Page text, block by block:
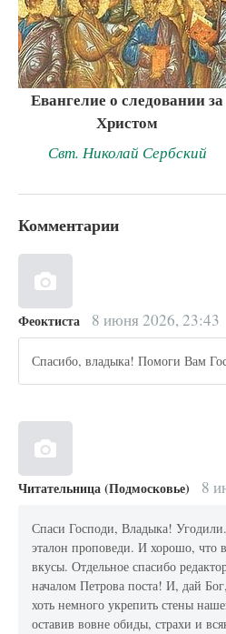
Евангелие о следовании за
Христом
Свт. Николай Сербский
Комментарии
Феоктиста 8 июня 2026, 23:43
Спасибо, владыка! Помоги Вам
Читательница (Подмосковье) 8
Спаси Господи, Владыка!
эталон проповеди. И хорошо, что
вкусы. Отдельное спасибо
началом Петрова поста! И, дай
хоть немного укрепить стены
оставив вовне обиды, страхи и